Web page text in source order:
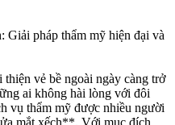
Giải pháp thẩm mỹ hiện đại và
vẻ bề ngoài ngày càng trở
ai không hài lòng với đôi
vụ thẩm mỹ được nhiều người